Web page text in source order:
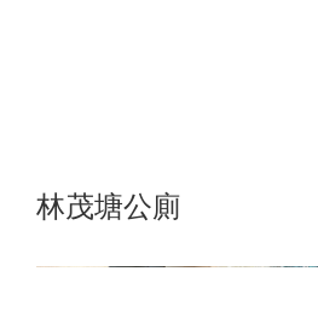
林茂塘公廁